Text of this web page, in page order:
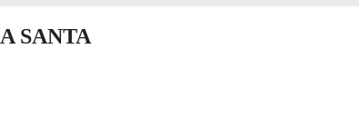
SANTA